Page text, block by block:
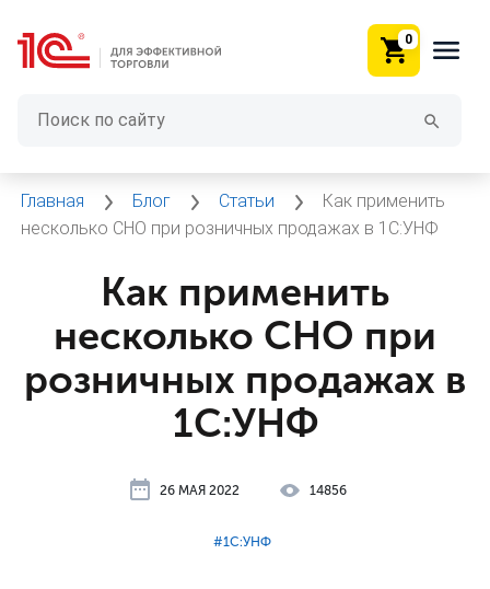
0
Главная Блог Статьи
Как применить
несколько СНО при розничных продажах в 1С:УНФ
Как применить
несколько СНО при
розничных продажах в
1С:УНФ
26 МАЯ 2022 14856
#⁣1С:УНФ